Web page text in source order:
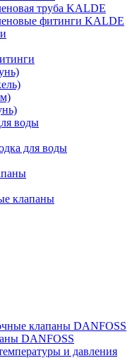
труба KALDE
фитинги KALDE
воды
для воды
клапаны
клапаны DANFOSS
DANFOSS
и давления